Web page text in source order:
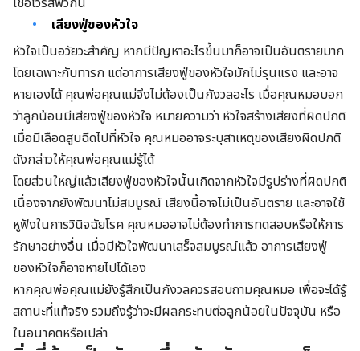
เสียงฟู่ของหัวใจ
หัวใจเป็นอวัยวะสำคัญ หากมีปัญหาอะไรขึ้นมาก็อาจเป็นอันตรายมาก
โดยเฉพาะกับทารก แต่อาการเสียงฟู่ของหัวใจมักไม่รุนแรง และอาจ
หายเองได้ คุณพ่อคุณแม่จึงไม่ต้องเป็นกังวลอะไร เมื่อคุณหมอบอก
ว่าลูกน้อนมีเสียงฟู่ของหัวใจ หมายความว่า หัวใจสร้างเสียงที่ผิดปกติ
เมื่อมีเลือดสูบฉีดไปที่หัวใจ คุณหมออาจระบุสาเหตุของเสียงผิดปกติ
ดังกล่าวให้คุณพ่อคุณแม่รู้ได้
โดยส่วนใหญ่แล้วเสียงฟู่ของหัวใจนั้นเกิดจากหัวใจมีรูปร่างที่ผิดปกติ
เนื่องจากยังพัฒนาไม่สมบูรณ์ เสียงนี้อาจไม่เป็นอันตราย และอาจใช้
หูฟังในการวินิจฉัยโรค คุณหมออาจไม่ต้องทำการทดสอบหรือให้การ
รักษาอย่างอื่น เมื่อมีหัวใจพัฒนาเสร็จสมบูรณ์แล้ว อาการเสียงฟู่
ของหัวใจก็อาจหายไปได้เอง
หากคุณพ่อคุณแม่ยังรู้สึกเป็นกังวลควรสอบถามคุณหมอ เพื่อจะได้รู้
สถานะที่แท้จริง รวมถึงรู้ว่าจะมีผลกระทบต่อลูกน้อยในปัจจุบัน หรือ
ในอนาคตหรือเปล่า